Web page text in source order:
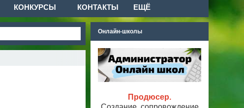
КОНКУРСЫ КОНТАКТЫ ЕЩЁ
Онлайн-школы
Продюсер.